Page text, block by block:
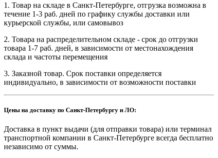
1. Товар на складе в Санкт-Петербурге, отгрузка возможна в
течение 1-3 раб. дней по графику службы доставки или
курьерской службы, или самовывоз
2. Товара на распределительном складе - срок до отгрузки
товара 1-7 раб. дней, в зависимости от местонахождения
склада и частоты перемещения
3. Заказной товар. Срок поставки определяется
индивидуально, в зависимости от возможности поставки
Цены на доставку по Санкт-Петербургу и ЛО:
Доставка в пункт выдачи (для отправки товара) или терминал
транспортной компании в Санкт-Петербурге всегда бесплатно
независимо от суммы.